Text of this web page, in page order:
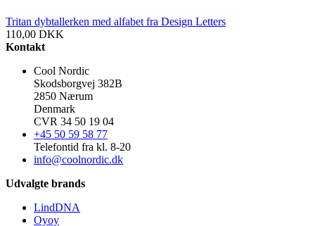
Tritan dybtallerken med alfabet fra Design Letters
110,00 DKK
Kontakt
Cool Nordic
Skodsborgvej 382B
2850 Nærum
Denmark
CVR 34 50 19 04
+45 50 59 58 77
Telefontid fra kl. 8-20
info@coolnordic.dk
Udvalgte brands
LindDNA
Oyoy